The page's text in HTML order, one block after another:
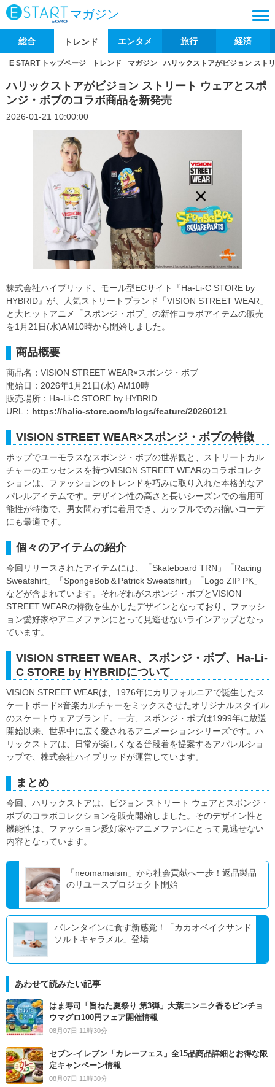
マガジン
総合 トレンド エンタメ 旅行 経済
E START トップページ トレンド マガジン ハリックストアがビジョン スト
ハリックストアがビジョン ストリート ウェアとスポ
ンジ・ボブのコラボ商品を新発売
2026-01-21 10:00:00
株式会社ハイブリッド、モール型ECサイト『Ha-Li-C STORE by
HYBRID』が、人気ストリートブランド「VISION STREET WEAR」
と大ヒットアニメ「スポンジ・ボブ」の新作コラボアイテムの販売
を1月21日(水)AM10時から開始しました。
商品概要
商品名：VISION STREET WEAR×スポンジ・ボブ
開始日：2026年1月21日(水) AM10時
販売場所：Ha-Li-C STORE by HYBRID
URL： https://halic-store.com/blogs/feature/20260121
VISION STREET WEAR×スポンジ・ボブの特徴
ポップでユーモラスなスポンジ・ボブの世界観と、ストリートカル
チャーのエッセンスを持つVISION STREET WEARのコラボコレク
ションは、ファッションのトレンドを巧みに取り入れた本格的なア
パレルアイテムです。デザイン性の高さと長いシーズンでの着用可
能性が特徴で、男女問わずに着用でき、カップルでのお揃いコーデ
にも最適です。
個々のアイテムの紹介
今回リリースされたアイテムには、「Skateboard TRN」「Racing
Sweatshirt」「SpongeBob＆Patrick Sweatshirt」「Logo ZIP PK」
などが含まれています。それぞれがスポンジ・ボブとVISION
STREET WEARの特徴を生かしたデザインとなっており、ファッシ
ョン愛好家やアニメファンにとって見逃せないラインアップとなっ
ています。
VISION STREET WEAR、スポンジ・ボブ、Ha-Li-
C STORE by HYBRIDについて
VISION STREET WEARは、1976年にカリフォルニアで誕生したス
ケートボード×音楽カルチャーをミックスさせたオリジナルスタイル
のスケートウェアブランド。一方、スポンジ・ボブは1999年に放送
開始以来、世界中に広く愛されるアニメーションシリーズです。ハ
リックストアは、日常が楽しくなる普段着を提案するアパレルショ
ップで、株式会社ハイブリッドが運営しています。
まとめ
今回、ハリックストアは、ビジョン ストリート ウェアとスポンジ・
ボブのコラボコレクションを販売開始しました。そのデザイン性と
機能性は、ファッション愛好家やアニメファンにとって見逃せない
内容となっています。
「neomamaism」から社会貢献へ一歩！返品製品
のリユースプロジェクト開始
バレンタインに食す新感覚！「カカオベイクサンド
ソルトキャラメル」登場
あわせて読みたい記事
はま寿司「旨ねた夏祭り 第3弾」大葉ニンニク香るビンチョ
ウマグロ100円フェア開催情報
08月07日 11時30分
セブン‐イレブン「カレーフェス」全15品商品詳細とお得な限
定キャンペーン情報
08月07日 11時30分